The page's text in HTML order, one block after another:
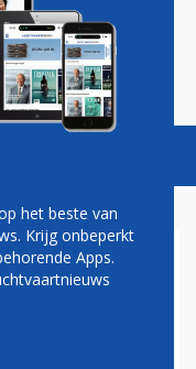
Vacatures
het beste van
Krijg onbeperkt
Apps.